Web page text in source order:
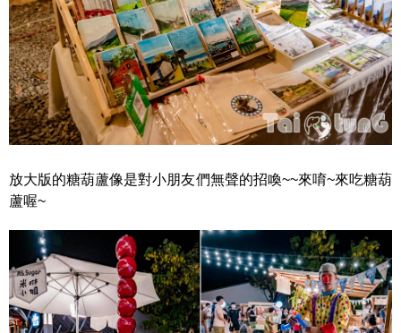
放大版的糖葫蘆像是對小朋友們無聲的招喚~~來唷~來吃糖葫
蘆喔~